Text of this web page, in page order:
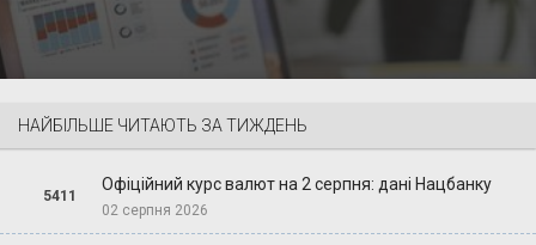
НАЙБІЛЬШЕ ЧИТАЮТЬ ЗА ТИЖДЕНЬ
5411
Офіційний курс валют на 2 серпня: дані Нацбанку
02 серпня 2026